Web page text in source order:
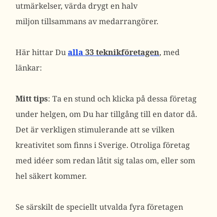
utmärkelser, värda drygt en halv
miljon tillsammans av medarrangörer.
Här hittar Dualla 33 teknikföretagen, med
länkar:
Mitt tips: Ta en stund och klicka på dessa företag
under helgen, om Du har tillgång till en dator då.
Det är verkligen stimulerande att se vilken
kreativitet som finns i Sverige. Otroliga företag
med idéer som redan låtit sig talas om, eller som
hel säkert kommer.
Se särskilt de speciellt utvalda fyra företagen